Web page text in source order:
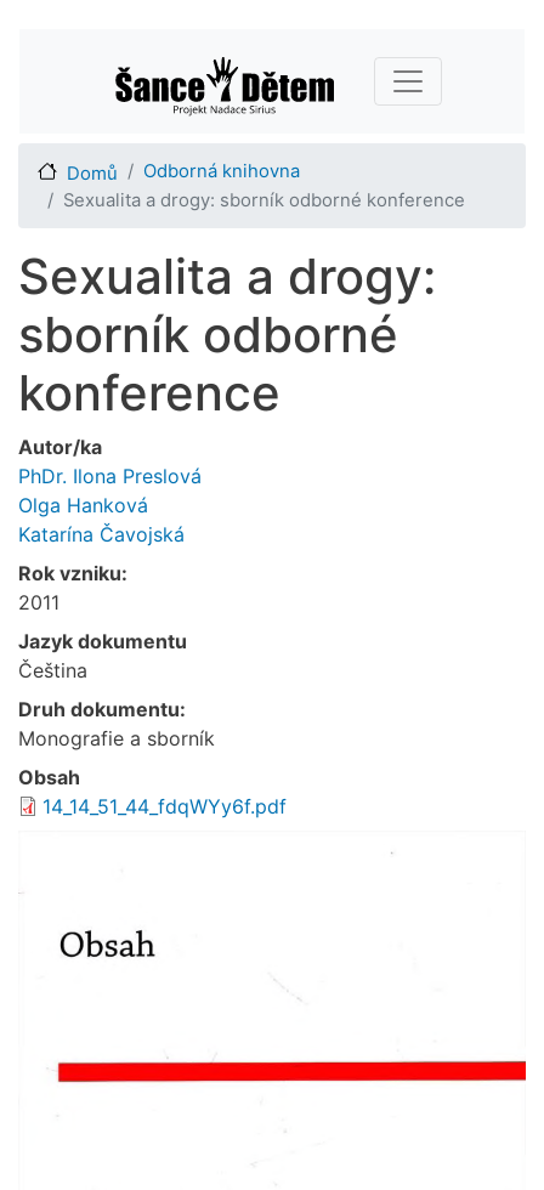
hlavnímu
obsahu
Main navigation
Domů
Odborná knihovna
Sexualita a drogy: sborník odborné konference
Sexualita a drogy:
sborník odborné
konference
Autor/ka
PhDr. Ilona Preslová
Olga Hanková
Katarína Čavojská
Rok vzniku:
2011
Jazyk dokumentu
Čeština
Druh dokumentu:
Monografie a sborník
Obsah
14_14_51_44_fdqWYy6f.pdf